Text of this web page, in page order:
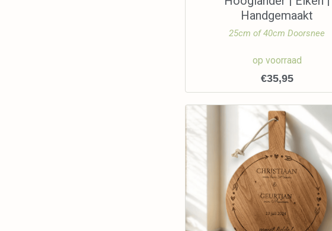
Handgemaakt
25cm of 40cm Doorsnee
op voorraad
€35,95